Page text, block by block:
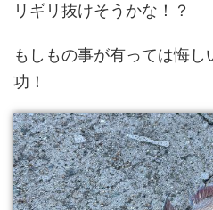
リギリ抜けそうかな！？
もしもの事が有っては悔
功！